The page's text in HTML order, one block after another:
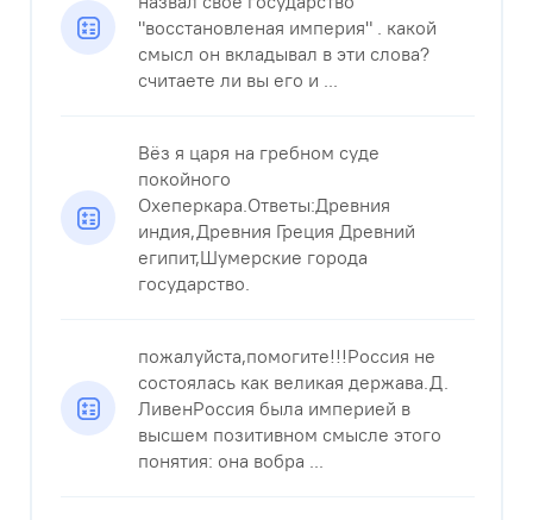
"восстановленая империя" . какой
смысл он вкладывал в эти слова?
считаете ли вы его и ...
Вёз я царя на гребном суде
покойного
Охеперкара.Ответы:Древния
индия,Древния Греция Древний
египит,Шумерские города
государство.
пожалуйста,помогите!!!Россия не
состоялась как великая держава.Д.
ЛивенРоссия была империей в
высшем позитивном смысле этого
понятия: она вобра ...